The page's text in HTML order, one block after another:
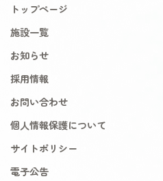
トップページ
施設一覧
お知らせ
採用情報
お問い合わせ
個人情報保護について
サイトポリシー
電子公告